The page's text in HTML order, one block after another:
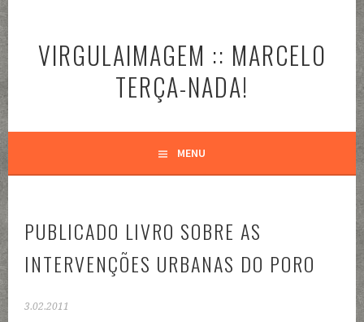
o
conteúdoVIRGULAIMAGEM :: MARCELO
TERÇA-NADA!
MENU
PUBLICADO LIVRO SOBRE AS
INTERVENÇÕES URBANAS DO PORO
3.02.2011